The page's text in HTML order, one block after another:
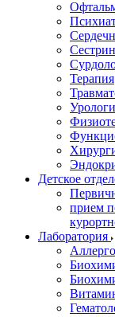
Терапия
Детское
прием
Лаборатория